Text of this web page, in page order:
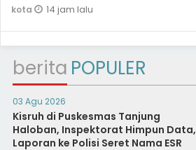
kota 14 jam lalu
berita POPULER
03 Agu 2026
Kisruh di Puskesmas Tanjung
Haloban, Inspektorat Himpun Data,
Laporan ke Polisi Seret Nama ESR